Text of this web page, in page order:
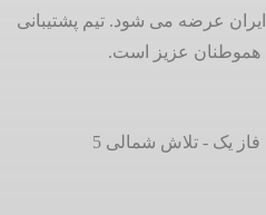
عرضه می شود. تیم پشتیبانی
هموطنان عزیز است.
یک - تلاش شمالی 5